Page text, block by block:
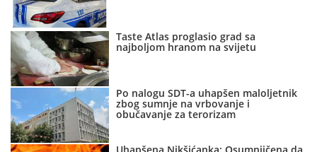
Taste Atlas proglasio grad sa
najboljom hranom na svijetu
Po nalogu SDT-a uhapšen maloljetnik
zbog sumnje na vrbovanje i
obučavanje za terorizam